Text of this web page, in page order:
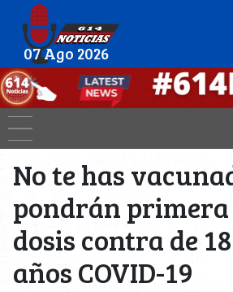
07 Ago 2026
No te has
pondrán
dosis contra de
años COVID-19